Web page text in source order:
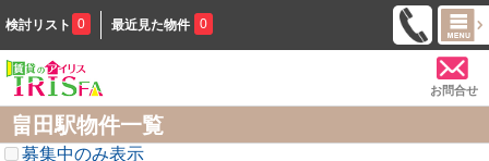
検討リスト 0 最近見た物件 0
お問合せ
畠田駅物件一覧
募集中のみ表示